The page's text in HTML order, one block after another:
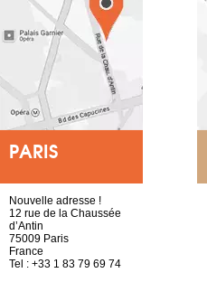
PARIS
Nouvelle adresse !
12 rue de la Chaussée
d’Antin
75009 Paris
France
Tel : +33 1 83 79 69 74